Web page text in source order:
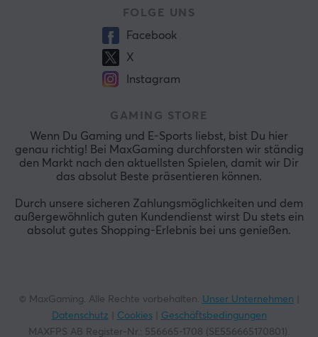
FOLGE UNS
Facebook
X
Instagram
GAMING STORE
Wenn Du Gaming und E-Sports liebst, bist Du hier
genau richtig! Bei MaxGaming durchforsten wir ständig
den Markt nach den aktuellsten Spielen, damit wir Dir
das absolut Beste präsentieren können.
Durch unsere sicheren Zahlungsmöglichkeiten und dem
außergewöhnlich guten Kundendienst wirst Du stets ein
absolut gutes Shopping-Erlebnis bei uns genießen.
© MaxGaming. Alle Rechte vorbehalten. Unser Unternehmen
Datenschutz
Cookies|
Geschäftsbedingungen
MAXFPS AB Register-Nr.: 556665-1708 (SE556665170801).